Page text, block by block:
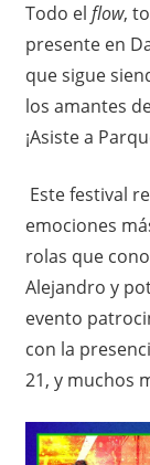
Todo el flow,
presente en
que sigue
los amantes
¡Asiste a
Este festival
emociones
rolas que
Alejandro y
evento
con la
21, y muchos